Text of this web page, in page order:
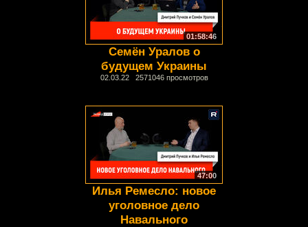
01:58:46
Семён Уралов о
будущем Украины
02.03.22 2571046 просмотров
47:00
Илья Ремесло: новое
уголовное дело
Навального